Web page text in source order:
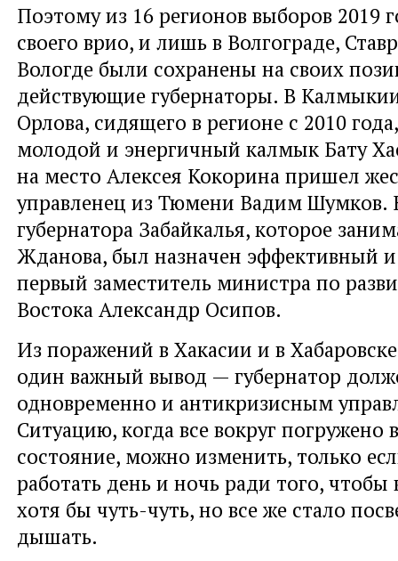
Поэтому из 16 регионов выборов 2019
своего врио, и лишь в Волгограде,
Вологде были сохранены на своих
действующие губернаторы. В
Орлова, сидящего в регионе с 2010
молодой и энергичный калмык Бату
на место Алексея Кокорина пришел
управленец из Тюмени Вадим Шумков.
губернатора Забайкалья, которое
Жданова, был назначен эффективный
первый заместитель министра по
Востока Александр Осипов.
Из поражений в Хакасии и в
один важный вывод — губернатор
одновременно и антикризисным
Ситуацию, когда все вокруг погружено
состояние, можно изменить, только
работать день и ночь ради того, чтобы
хотя бы чуть-чуть, но все же стало
дышать.